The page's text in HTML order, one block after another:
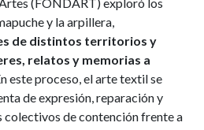
(FONDART) exploró los
y la arpillera,
de distintos territorios y
relatos y memorias a
este proceso, el arte textil se
de expresión, reparación y
colectivos de contención frente a